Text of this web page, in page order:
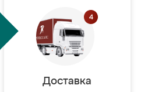
Доставка